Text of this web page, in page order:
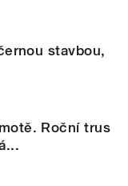
stavbou,
Roční trus